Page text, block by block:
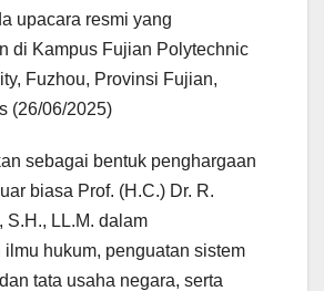
upacara resmi yang
di Kampus Fujian Polytechnic
Fuzhou, Provinsi Fujian,
(26/06/2025)
sebagai bentuk penghargaan
biasa Prof. (H.C.) Dr. R.
S.H., LL.M. dalam
hukum, penguatan sistem
tata usaha negara, serta